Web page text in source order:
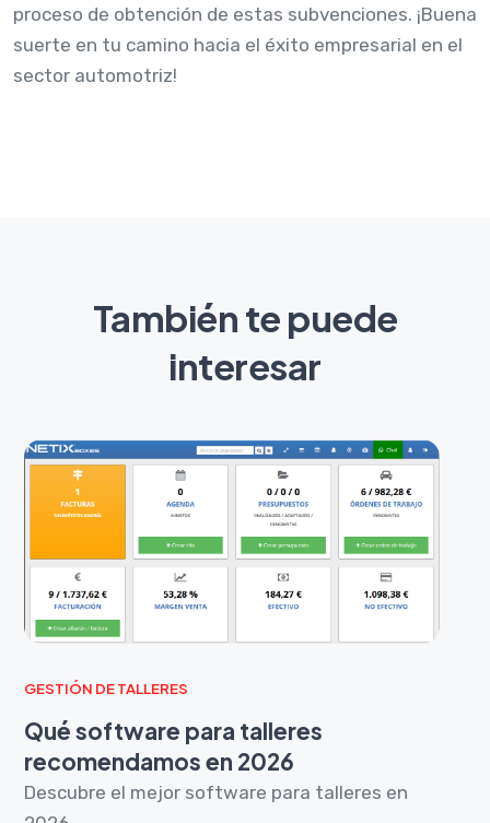
proceso de obtención de estas subvenciones. ¡Buena
suerte en tu camino hacia el éxito empresarial en el
sector automotriz!
También te puede
interesar
GESTIÓN DE TALLERES
Qué software para talleres
recomendamos en 2026
Descubre el mejor software para talleres en